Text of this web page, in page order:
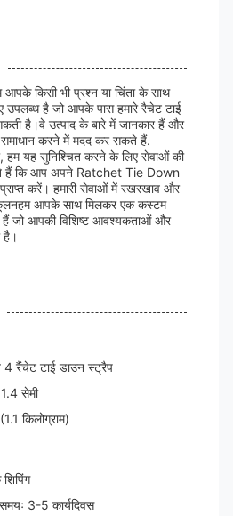
आपके किसी भी प्रश्न या चिंता के साथ
उपलब्ध है जो आपके पास हमारे रैचेट टाई
है।वे उत्पाद के बारे में जानकार हैं और
समाधान करने में मदद कर सकते हैं.
हम यह सुनिश्चित करने के लिए सेवाओं की
हैं कि आप अपने Ratchet Tie Down
करें। हमारी सेवाओं में रखरखाव और
आपके साथ मिलकर एक कस्टम
जो आपकी विशिष्ट आवश्यकताओं और
है।
4 रैंचेट टाई डाउन स्ट्रैप
सेमी
किलोग्राम)
शिपिंग
3-5 कार्यदिवस